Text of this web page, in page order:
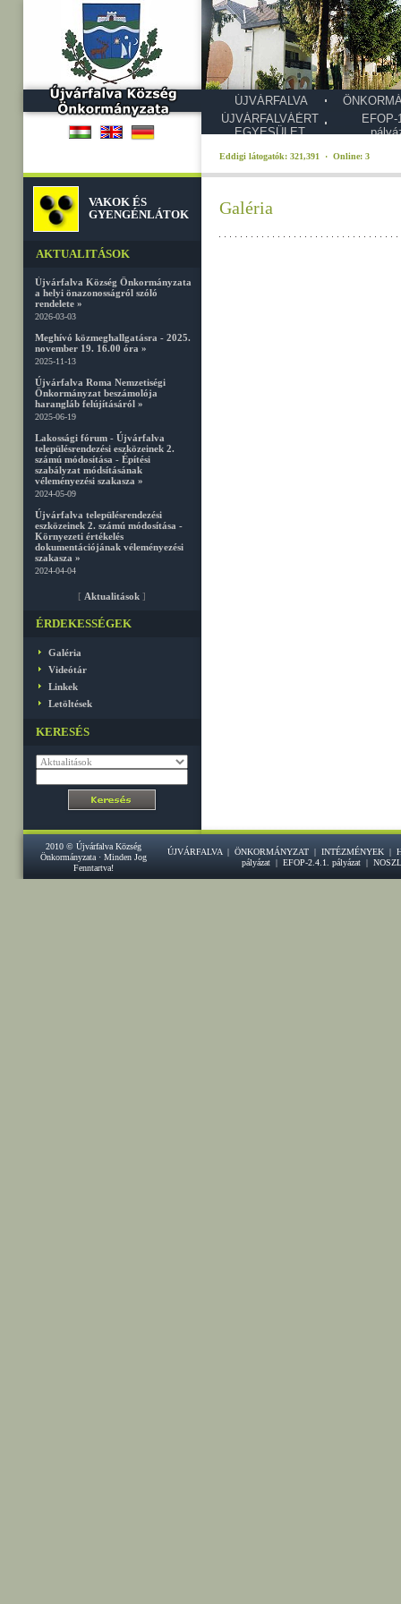
ÚJVÁRFALVA
ÚJVÁRFALVÁÉRT
EGYESÜLET
EFOP-
Eddigi látogatók: 321,391 · Online: 3
VAKOK ÉS
GYENGÉNLÁTOK
AKTUALITÁSOK
Újvárfalva Község Önkormányzata
a helyi önazonosságról szóló
rendelete »
2026-03-03
Meghívó közmeghallgatásra - 2025.
november 19. 16.00 óra »
2025-11-13
Újvárfalva Roma Nemzetiségi
Önkormányzat beszámolója
harangláb felújításáról »
2025-06-19
Lakossági fórum - Újvárfalva
településrendezési eszközeinek 2.
számú módosítása - Építési
szabályzat módsításának
véleményezési szakasza »
2024-05-09
Újvárfalva településrendezési
eszközeinek 2. számú módosítása -
Környezeti értékelés
dokumentációjának véleményezési
szakasza »
2024-04-04
[ Aktualitások ]
ÉRDEKESSÉGEK
Galéria
Videótár
Linkek
Letöltések
KERESÉS
Galéria
2010 © Újvárfalva Község
Önkormányzata · Minden Jog
Fenntartva!
ÚJVÁRFALVA | ÖNKORMÁNYZAT | INTÉZMÉNYEK |
pályázat| EFOP-2.4.1. pályázat|